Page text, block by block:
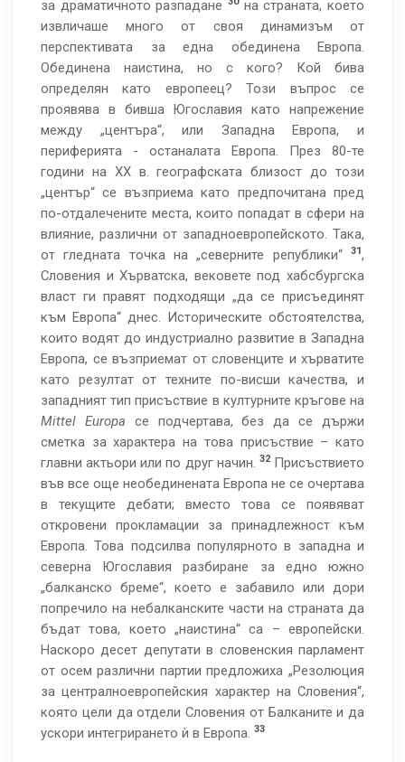
за драматичното разпадане
на страната, което
извличаше много от своя динамизъм от
перспективата за една обединена Европа.
Обединена наистина, но с кого? Кой бива
определян като европеец? Този въпрос се
проявява в бивша Югославия като напрежение
между „центъра“, или Западна Европа, и
периферията - останалата Европа. През 80-те
години на ХХ в. географската близост до този
„център“ се възприема като предпочитана пред
по-отдалечените места, които попадат в сфери на
влияние, различни от западноевропейското. Така,
от гледната точка на „северните републики“
31,
Словения и Хърватска, вековете под хабсбургска
власт ги правят подходящи „да се присъединят
към Европа“ днес. Историческите обстоятелства,
които водят до индустриално развитие в Западна
Европа, се възприемат от словенците и хърватите
като резултат от техните по-висши качества, и
западният тип присъствие в културните кръгове на
Mittel Europa се подчертава, без да се държи
сметка за характера на това присъствие – като
главни актьори или по друг начин. 32Присъствието
във все още необединената Европа не се очертава
в текущите дебати; вместо това се появяват
откровени прокламации за принадлежност към
Европа. Това подсилва популярното в западна и
северна Югославия разбиране за едно южно
„балканско бреме“, което е забавило или дори
попречило на небалканските части на страната да
бъдат това, което „наистина“ са – европейски.
Наскоро десет депутати в словенския парламент
от осем различни партии предложиха „Резолюция
за централноевропейския характер на Словения“,
която цели да отдели Словения от Балканите и да
ускори интегрирането ѝ в Европа. 33